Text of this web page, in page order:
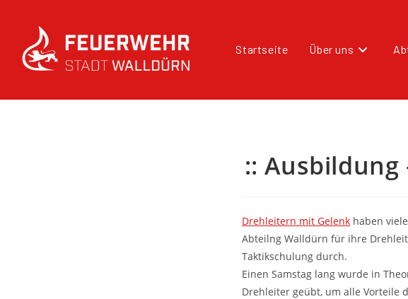
Startseite Über uns
::
Drehleitern mit Gelenk haben
Abteilng Walldürn für ihre
Taktikschulung durch.
Einen Samstag lang wurde in
Drehleiter geübt, um alle Vorteile